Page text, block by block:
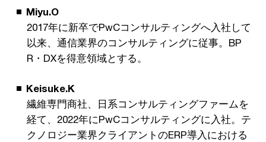
Miyu.O
2017年に新卒でPwCコンサルティングへ入社して
以来、通信業界のコンサルティングに従事。BP
R・DXを得意領域とする。
Keisuke.K
繊維専門商社、日系コンサルティングファームを
経て、2022年にPwCコンサルティングに入社。テ
クノロジー業界クライアントのERP導入における